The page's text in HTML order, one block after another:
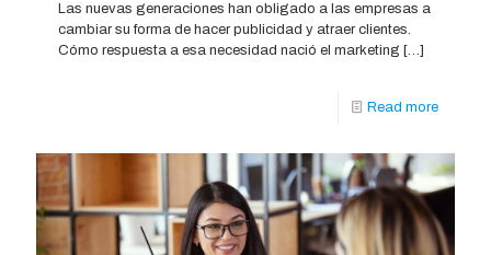
Las nuevas generaciones han obligado a las empresas a
cambiar su forma de hacer publicidad y atraer clientes.
Cómo respuesta a esa necesidad nació el marketing […]
Read more